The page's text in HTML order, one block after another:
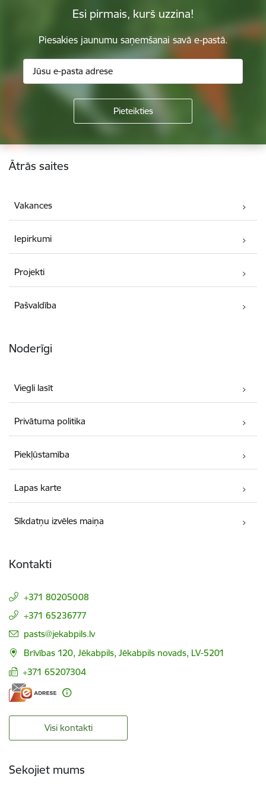
Esi pirmais, kurš uzzina!
Piesakies jaunumu saņemšanai savā e-pastā.
Kājene
Ātrās saites
Vakances
Iepirkumi
Projekti
Pašvaldība
Noderīgi
Viegli lasīt
Privātuma politika
Piekļūstamība
Lapas karte
Sīkdatņu izvēles maiņa
Kontakti
+371 80205008
+371 65236777
E-pasts:
pasts@jekabpils.lv
Brīvības 120, Jēkabpils, Jēkabpils novads, LV-5201
+371 65207304
Visi kontakti
Sekojiet mums